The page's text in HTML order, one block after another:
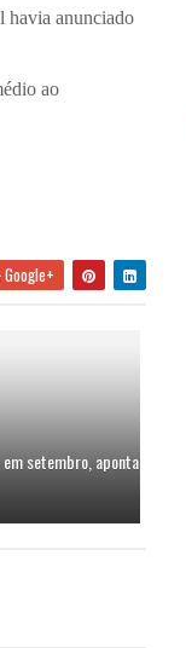
havia anunciado
ao
Google+
setembro, aponta